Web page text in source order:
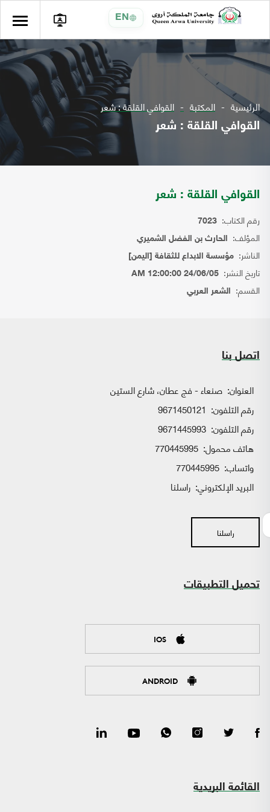
EN
الرئيسية المكتبة القوافي القلقة : شعر
القوافي القلقة : شعر
القوافي القلقة : شعر
رقم الكتاب: 7023
المؤلف: الحارث بن الفضل الشميري
الناشر: مؤسسة الابداع للثقافة [اليمن]
تاريخ النشر: 24/06/05 12:00:00 AM
القسم: الشعر العربي
اتصل بنا
العنوان: صنعاء - فج عطان، شارع الستين
رقم التلفون: 9671450121
رقم التلفون: 9671445993
هاتف محمول: 770445995
واتساب:
البريد الإلكتروني: راسلنا
راسلنا
تحميل التطبيقات
IOS
ANDROID
القائمة البريدية